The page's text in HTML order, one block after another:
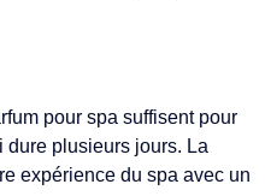
pour spa suffisent pour
dure plusieurs jours. La
expérience du spa avec un